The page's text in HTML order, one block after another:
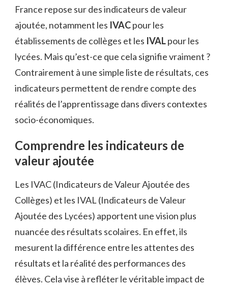
France repose sur des indicateurs de valeur
ajoutée, notamment les IVACpour les
établissements de collèges et les IVALpour les
lycées. Mais qu’est-ce que cela signifie vraiment ?
Contrairement à une simple liste de résultats, ces
indicateurs permettent de rendre compte des
réalités de l’apprentissage dans divers contextes
socio-économiques.
Comprendre les indicateurs de
valeur ajoutée
Les IVAC (Indicateurs de Valeur Ajoutée des
Collèges) et les IVAL (Indicateurs de Valeur
Ajoutée des Lycées) apportent une vision plus
nuancée des résultats scolaires. En effet, ils
mesurent la différence entre les attentes des
résultats et la réalité des performances des
élèves. Cela vise à refléter le véritable impact de